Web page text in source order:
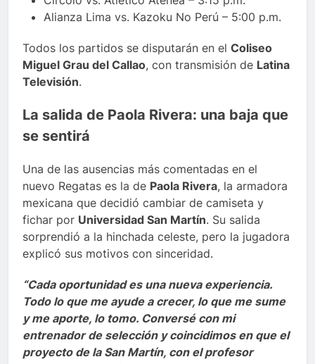
Alianza Lima vs. Kazoku No Perú – 5:00 p.m.
Todos los partidos se disputarán en el Coliseo
Miguel Grau del Callao, con transmisión de Latina
Televisión.
La salida de Paola Rivera: una baja que
se sentirá
Una de las ausencias más comentadas en el
nuevo Regatas es la de Paola Rivera, la armadora
mexicana que decidió cambiar de camiseta y
fichar por Universidad San Martín. Su salida
sorprendió a la hinchada celeste, pero la jugadora
explicó sus motivos con sinceridad.
“Cada oportunidad es una nueva experiencia.
Todo lo que me ayude a crecer, lo que me sume
y me aporte, lo tomo. Conversé con mi
entrenador de selección y coincidimos en que el
proyecto de la San Martín, con el profesor